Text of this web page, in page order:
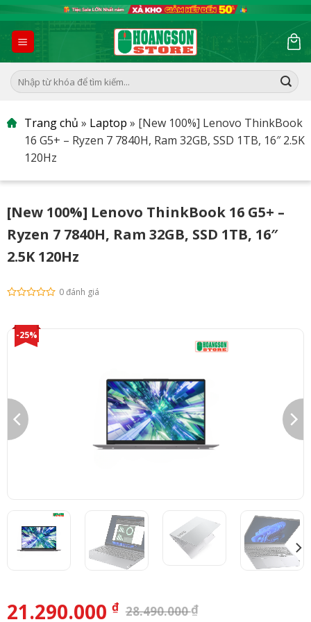
to
content
Tìm
kiếm:
Trang chủ » Laptop » [New 100%] Lenovo ThinkBook
16 G5+ – Ryzen 7 7840H, Ram 32GB, SSD 1TB, 16″ 2.5K
120Hz
[New 100%] Lenovo ThinkBook 16 G5+ –
Ryzen 7 7840H, Ram 32GB, SSD 1TB, 16″
2.5K 120Hz
0 đánh giá
-25%
21.290.000 ₫ 28.490.000₫